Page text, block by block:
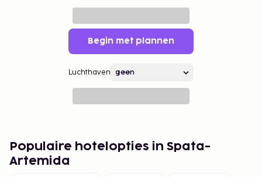
Begin met plannen
Luchthaven
Populaire hotelopties in Spata-
Artemida